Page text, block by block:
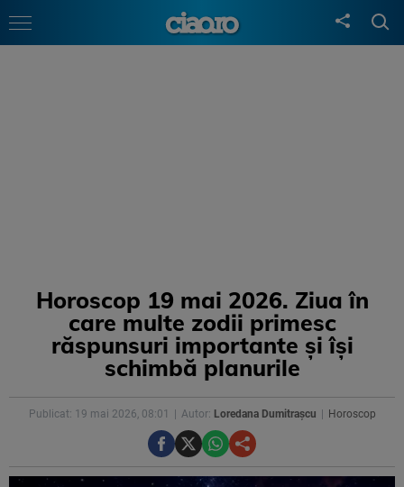
Horoscop 19 mai 2026. Ziua în
care multe zodii primesc
răspunsuri importante și își
schimbă planurile
Publicat: 19 mai 2026, 08:01 Autor: Loredana Dumitrașcu Horoscop